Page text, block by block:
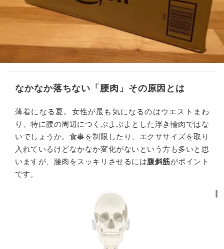
なかなか落ちない「腰肉」その原因とは
薄着になる夏。女性が最も気になるのはウエストまわ
り、特に腰の周辺につくぷよぷよとした浮き輪肉ではな
いでしょうか。食事を制限したり、エクササイズを取り
入れているけどなかなか変化がないという方も多いと思
いますが、腰肉をスッキリさせるには腹斜筋がポイント
です。